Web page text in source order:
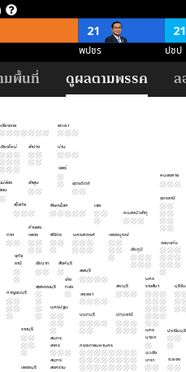
21 21
พปชร ปชป
(500 ที่)
ไ
มพื้นที่ ดูผลตามพรรค ล
กรุงเทพมหานคร
ฉะเชิง
เทรา
ระยอง
ปราจีนบุรี
สมุทร
สาคร
สมุทร
สงคราม
ราชบุรี
กาญจนบุรี
เพชรบุรี
นครปฐม
สุพรรณบุรี
อยุธยา
อ่าง
ทอง
สิงห์บุรี
นครสวรรค์
พิจิตร เพชรบูรณ์
กำแพง
เพชร
ตาก
สุโขทัย
ลำปาง
พะเยา
ลำพูน
พิษณุโลก
อุตรดิตถ์
แพร่
น่าน
เลย
หนองบัวลำภู
อุดรธานี
หนองคาย
แม่ฮ่อง
สอน
เชียงใหม่
เชียงราย
ชัยนาท
อุทัย
ธานี
สระบุรี
นคร
นายก
นคร
ราชสีมา
บุรีรั
ขอนแก่น
ชัยภูมิ
ลพบุรี
นนทบุรี ปทุมธานี